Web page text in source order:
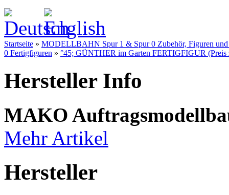
Startseite » MODELLBAHN Spur 1 & Spur 0 Zubehör, Figuren und
0 Fertigfiguren » °45; GÜNTHER im Garten FERTIGFIGUR (Preis
Hersteller Info
MAKO
Mehr Artikel
Hersteller